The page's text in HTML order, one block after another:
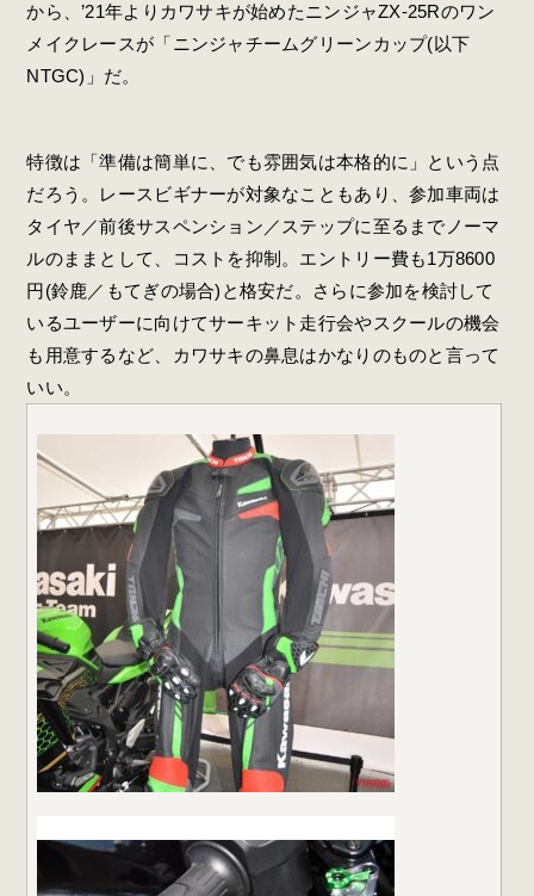
から、’21年よりカワサキが始めたニンジャZX-25Rのワン
メイクレースが「ニンジャチームグリーンカップ(以下
NTGC)」だ。
特徴は「準備は簡単に、でも雰囲気は本格的に」という点
だろう。レースビギナーが対象なこともあり、参加車両は
タイヤ／前後サスペンション／ステップに至るまでノーマ
ルのままとして、コストを抑制。エントリー費も1万8600
円(鈴鹿／もてぎの場合)と格安だ。さらに参加を検討して
いるユーザーに向けてサーキット走行会やスクールの機会
も用意するなど、カワサキの鼻息はかなりのものと言って
いい。